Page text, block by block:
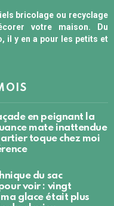
bricolage ou recyclage
votre maison. Du
il y en a pour les petits et
en peignant la
mate inattendue
toque chez moi
du sac
voir : vingt
glace était plus